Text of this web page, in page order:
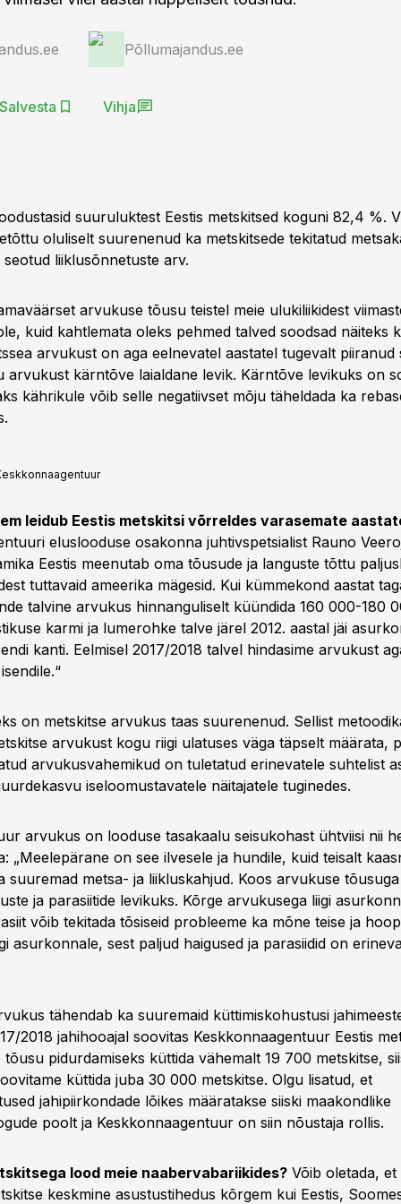
Põllumajandus.ee
Salvesta Vihja
suuruluktest Eestis metskitsed koguni 82,4 %.
oluliselt suurenenud ka metskitsede tekitatud
seotud liiklusõnnetuste arv.
arvukuse tõusu teistel meie ulukiliikidest
kuid kahtlemata oleks pehmed talved soodsad näiteks
arvukust on aga eelnevatel aastatel tugevalt piiranud
arvukust kärntõve laialdane levik. Kärntõve levikuks on
kährikule võib selle negatiivset mõju täheldada ka
leidub Eestis metskitsi võrreldes varasemate
eluslooduse osakonna juhtivspetsialist Rauno
Eestis meenutab oma tõusude ja languste tõttu
tuttavaid ameerika mägesid. Kui kümmekond aastat
talvine arvukus hinnanguliselt küündida 160 000-180
karmi ja lumerohke talve järel 2012. aastal jäi
kanti. Eelmisel 2017/2018 talvel hindasime arvukust
on metskitse arvukus taas suurenenud. Sellist
arvukust kogu riigi ulatuses väga täpselt määrata,
arvukusvahemikud on tuletatud erinevatele suhtelist
iseloomustavatele näitajatele tuginedes.
arvukus on looduse tasakaalu seisukohast ühtviisi nii
„Meelepärane on see ilvesele ja hundile, kuid teisalt
suuremad metsa- ja liikluskahjud. Koos arvukuse
ja parasiitide levikuks. Kõrge arvukusega liigi
võib tekitada tõsiseid probleeme ka mõne teise ja
asurkonnale, sest paljud haigused ja parasiidid on
tähendab ka suuremaid küttimiskohustusi
2018 jahihooajal soovitas Keskkonnaagentuur Eestis
pidurdamiseks küttida vähemalt 19 700 metskitse,
küttida juba 30 000 metskitse. Olgu lisatud, et
jahipiirkondade lõikes määratakse siiski maakondlike
poolt ja Keskkonnaagentuur on siin nõustaja rollis.
lood meie naabervabariikides? Võib oletada, et
keskmine asustustihedus kõrgem kui Eestis,